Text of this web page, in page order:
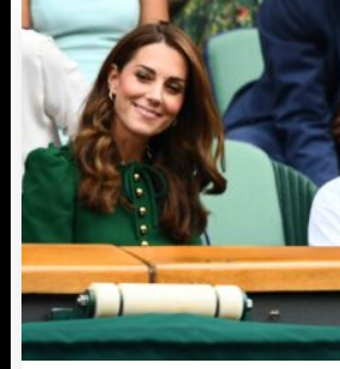
ROZHOVORY
#NEBUDUDOMA
KALENDÁŘ
KVÍZY
VIP
TRENDY
RÁDIO
APLIKACE
PROGRAM
PLAYLIST
JAK NALADIT
SOUTĚŽE